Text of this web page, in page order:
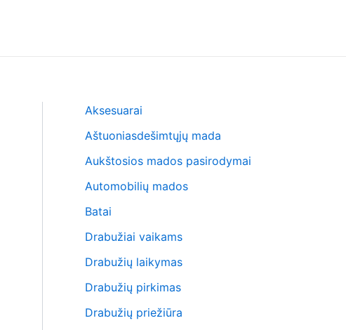
Aksesuarai
Aštuoniasdešimtųjų mada
Aukštosios mados pasirodymai
Automobilių mados
Batai
Drabužiai vaikams
Drabužių laikymas
Drabužių pirkimas
Drabužių priežiūra